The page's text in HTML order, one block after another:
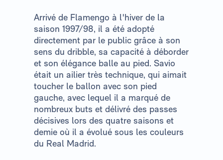
Arrivé de Flamengo à l'hiver de la
saison 1997/98, il a été adopté
directement par le public grâce à son
sens du dribble, sa capacité à déborder
et son élégance balle au pied. Savio
était un ailier très technique, qui aimait
toucher le ballon avec son pied
gauche, avec lequel il a marqué de
nombreux buts et délivré des passes
décisives lors des quatre saisons et
demie où il a évolué sous les couleurs
du Real Madrid.